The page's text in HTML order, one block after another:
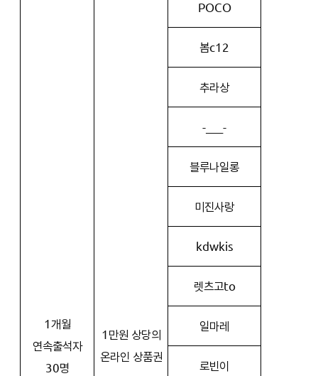
1개월
연속출석자
30명
1만원 상당의
온라인 상품권
POCO
봄c12
추라상
-___-
블루나일롱
미진사랑
kdwkis
렛츠고to
일마레
로빈이